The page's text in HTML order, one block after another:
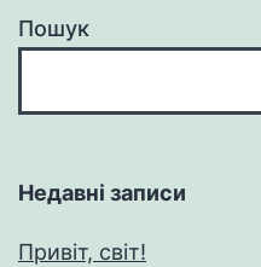
Пошук
Недавні записи
Привіт, світ!